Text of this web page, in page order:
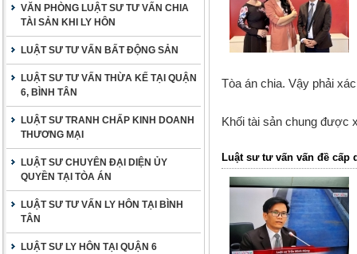
VĂN PHÒNG LUẬT SƯ TƯ VẤN CHIA
TÀI SẢN KHI LY HÔN
LUẬT SƯ TƯ VẤN BẤT ĐỘNG SẢN
LUẬT SƯ TƯ VẤN THỪA KẾ TẠI QUẬN
6, BÌNH TÂN
LUẬT SƯ TRANH CHẤP KINH DOANH
THƯƠNG MẠI
LUẬT SƯ CHUYÊN ĐẠI DIỆN ỦY
QUYỀN TẠI TÒA ÁN
LUẬT SƯ TƯ VẤN LY HÔN TẠI BÌNH
TÂN
LUẬT SƯ LY HÔN TẠI QUẬN 6
Tòa án chia. Vậy phải
Khối tài sản chung được
Luật sư tư vấn vấn đề cấp